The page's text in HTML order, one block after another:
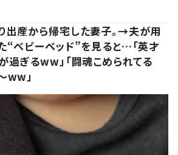
出産から帰宅した妻子。→夫が用
“ベビーベッド”を見ると…「英才
過ぎるww」「闘魂こめられてる
ww」